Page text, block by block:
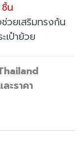
น
วยเสริมทรงก้น
เป๋าย้วย
ะราคา